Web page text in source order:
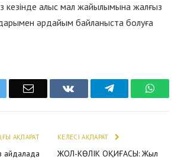
кезінде алыс мал жайылымына жалғыз
әрдайым байланыста болуға
Email VKontakteTelegram
АҚПАРАТ
айдалада
КЕЛЕСІ АҚПАРАТ
ЖОЛ-КӨЛІК ОҚИҒАСЫ: Жыл